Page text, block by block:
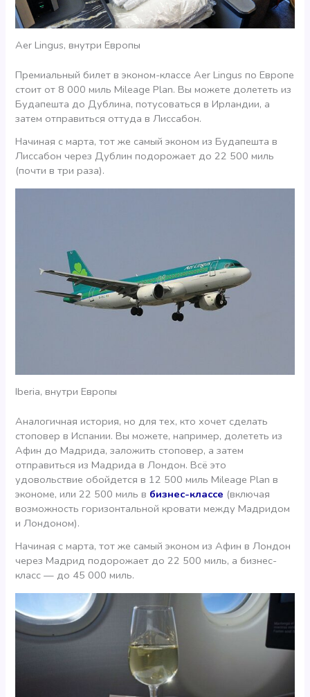
Aer Lingus, внутри Европы
Премиальный билет в эконом-классе Aer Lingus по Европе
стоит от 8 000 миль Mileage Plan. Вы можете долететь из
Будапешта до Дублина, потусоваться в Ирландии, а
затем отправиться оттуда в Лиссабон.
Начиная с марта, тот же самый эконом из Будапешта в
Лиссабон через Дублин подорожает до 22 500 миль
(почти в три раза).
Iberia, внутри Европы
Аналогичная история, но для тех, кто хочет сделать
стоповер в Испании. Вы можете, например, долететь из
Афин до Мадрида, заложить стоповер, а затем
отправиться из Мадрида в Лондон. Всё это
удовольствие обойдется в 12 500 миль Mileage Plan в
экономе, или 22 500 миль в бизнес-классе (включая
возможность горизонтальной кровати между Мадридом
и Лондоном).
Начиная с марта, тот же самый эконом из Афин в Лондон
через Мадрид подорожает до 22 500 миль, а бизнес-
класс — до 45 000 миль.